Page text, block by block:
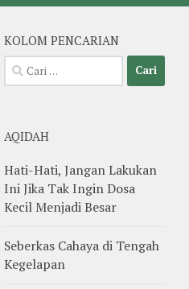
KOLOM PENCARIAN
Cari
untuk:
AQIDAH
Hati-Hati, Jangan Lakukan
Ini Jika Tak Ingin Dosa
Kecil Menjadi Besar
Seberkas Cahaya di Tengah
Kegelapan